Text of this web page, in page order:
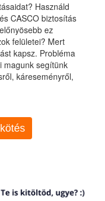
Használd
CASCO biztosítás
ez
felületei? Mert
kapsz. Probléma
magunk segítünk
káreseményről,